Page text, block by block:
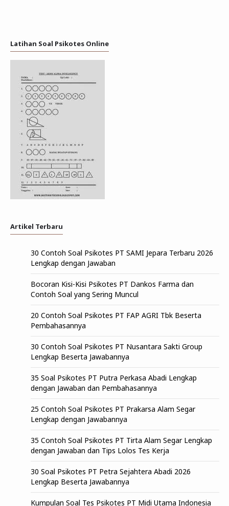
Latihan Soal Psikotes Online
Artikel Terbaru
30 Contoh Soal Psikotes PT SAMI Jepara Terbaru 2026
Lengkap dengan Jawaban
Bocoran Kisi-Kisi Psikotes PT Dankos Farma dan
Contoh Soal yang Sering Muncul
20 Contoh Soal Psikotes PT FAP AGRI Tbk Beserta
Pembahasannya
30 Contoh Soal Psikotes PT Nusantara Sakti Group
Lengkap Beserta Jawabannya
35 Soal Psikotes PT Putra Perkasa Abadi Lengkap
dengan Jawaban dan Pembahasannya
25 Contoh Soal Psikotes PT Prakarsa Alam Segar
Lengkap dengan Jawabannya
35 Contoh Soal Psikotes PT Tirta Alam Segar Lengkap
dengan Jawaban dan Tips Lolos Tes Kerja
30 Soal Psikotes PT Petra Sejahtera Abadi 2026
Lengkap Beserta Jawabannya
Kumpulan Soal Tes Psikotes PT Midi Utama Indonesia